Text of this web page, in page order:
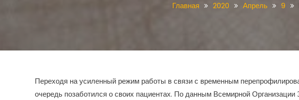
Главная 2020 Апрель 9
Переходя на усиленный режим работы в связи с временным
очередь позаботился о своих пациентах. По данным Всемирной Организации